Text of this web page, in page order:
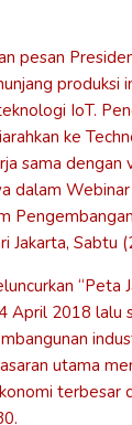
pesan
produksi
IoT.
ke
sama
dalam Webinar
Jakarta, Sabtu
“Peta
April 2018 lalu
utama
terbesar